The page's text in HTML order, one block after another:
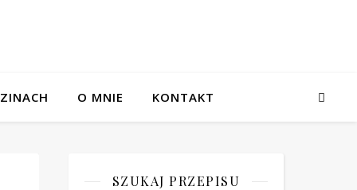
O MNIE KONTAKT
SZUKAJ PRZEPISU